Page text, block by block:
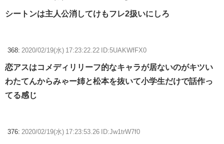
シートンは主人公消してけもフレ2扱いにしろ
368: 2020/02/19(水) 17:23:22.22 ID:5UAKWfFX0
恋アスはコメディリリーフ的なキャラが居ないのがキツい
わたてんからみゃー姉と松本を抜いて小学生だけで話作っ
てる感じ
376: 2020/02/19(水) 17:23:53.26 ID:Jw1trW7f0